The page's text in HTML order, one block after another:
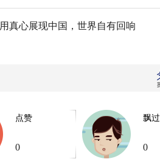
用真心展现中国，世界自有回响
点赞
0
飘过
0